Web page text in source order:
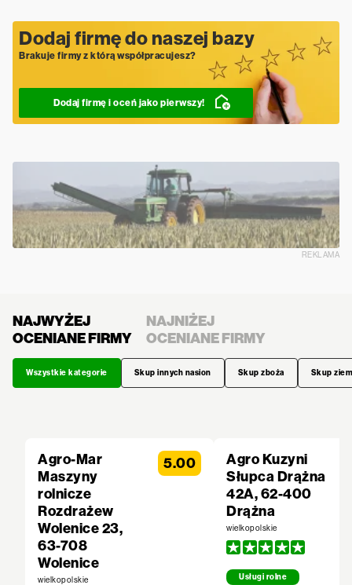
Dodaj firmę do naszej bazy
Brakuje firmy z którą współpracujesz?
Dodaj firmę i oceń jako pierwszy!
REKLAMA
NAJWYŻEJ
OCENIANE FIRMY
NAJNIŻEJ
OCENIANE FIRMY
Wszystkie kategorie Skup innych nasion Skup zboża Skup
Agro-Mar
Maszyny
rolnicze
Rozdrażew
Wolenice 23,
63-708
Wolenice
wielkopolskie
5.00
Agro Kuzyni
Słupca Drążna
42A, 62-400
Drążna
wielkopolskie
Usługi rolne